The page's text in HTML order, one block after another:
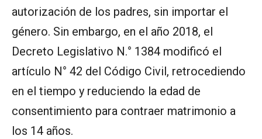
autorización de los padres, sin importar el
género. Sin embargo, en el año 2018, el
Decreto Legislativo N.° 1384 modificó el
artículo N° 42 del Código Civil, retrocediendo
en el tiempo y reduciendo la edad de
consentimiento para contraer matrimonio a
los 14 años.